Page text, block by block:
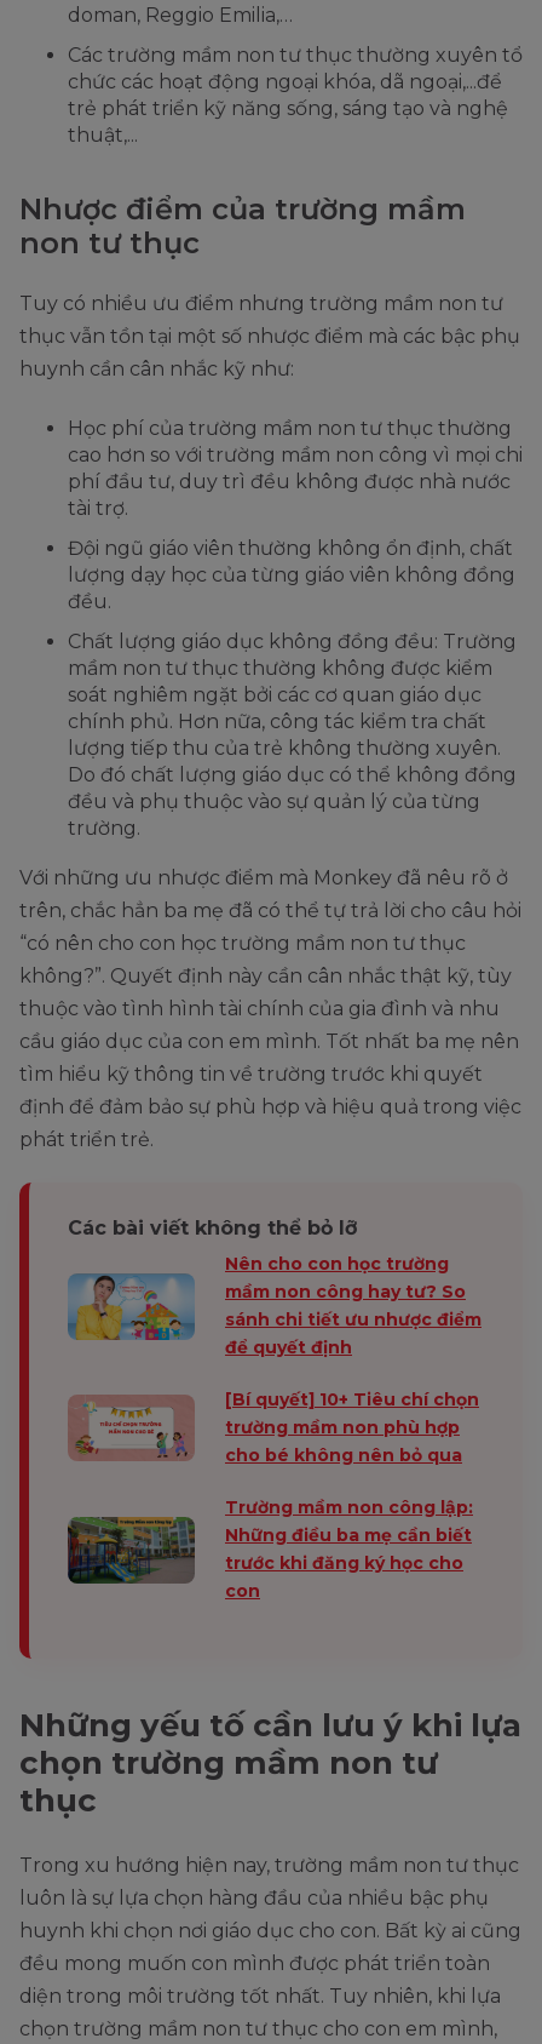
doman, Reggio Emilia,…
Các trường mầm non tư thục thường xuyên tổ
chức các hoạt động ngoại khóa, dã ngoại,...để
trẻ phát triển kỹ năng sống, sáng tạo và nghệ
thuật,...
Nhược điểm của trường mầm
non tư thục
Tuy có nhiều ưu điểm nhưng trường mầm non tư
thục vẫn tồn tại một số nhược điểm mà các bậc phụ
huynh cần cân nhắc kỹ như:
Học phí của trường mầm non tư thục thường
cao hơn so với trường mầm non công vì mọi chi
phí đầu tư, duy trì đều không được nhà nước
tài trợ.
Đội ngũ giáo viên thường không ổn định, chất
lượng dạy học của từng giáo viên không đồng
đều.
Chất lượng giáo dục không đồng đều: Trường
mầm non tư thục thường không được kiểm
soát nghiêm ngặt bởi các cơ quan giáo dục
chính phủ. Hơn nữa, công tác kiểm tra chất
lượng tiếp thu của trẻ không thường xuyên.
Do đó chất lượng giáo dục có thể không đồng
đều và phụ thuộc vào sự quản lý của từng
trường.
Với những ưu nhược điểm mà Monkey đã nêu rõ ở
trên, chắc hẳn ba mẹ đã có thể tự trả lời cho câu hỏi
“có nên cho con học trường mầm non tư thục
không?”. Quyết định này cần cân nhắc thật kỹ, tùy
thuộc vào tình hình tài chính của gia đình và nhu
cầu giáo dục của con em mình. Tốt nhất ba mẹ nên
tìm hiểu kỹ thông tin về trường trước khi quyết
định để đảm bảo sự phù hợp và hiệu quả trong việc
phát triển trẻ.
Các bài viết không thể bỏ lỡ
Nên cho con học trường
mầm non công hay tư? So
sánh chi tiết ưu nhược điểm
để quyết định
[Bí quyết] 10+ Tiêu chí chọn
trường mầm non phù hợp
cho bé không nên bỏ qua
Trường mầm non công lập:
Những điều ba mẹ cần biết
trước khi đăng ký học cho
con
Những yếu tố cần lưu ý khi lựa
chọn trường mầm non tư
thục
Trong xu hướng hiện nay, trường mầm non tư thục
luôn là sự lựa chọn hàng đầu của nhiều bậc phụ
huynh khi chọn nơi giáo dục cho con. Bất kỳ ai cũng
đều mong muốn con mình được phát triển toàn
diện trong môi trường tốt nhất. Tuy nhiên, khi lựa
chọn trường mầm non tư thục cho con em mình,